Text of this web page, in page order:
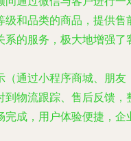
级和品类的商品，提供售
系的服务，极大地增强了
（通过小程序商城、朋友
到物流跟踪、售后反馈，
完成，用户体验便捷，企